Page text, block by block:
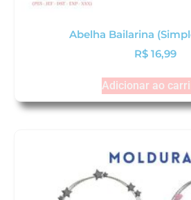
Abelha Bailarina
R$16,99
Adicionar ao